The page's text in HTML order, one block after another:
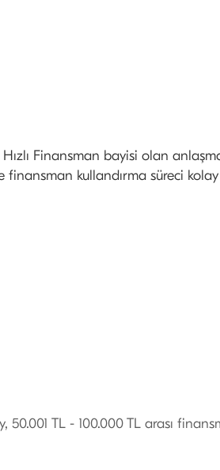
Finansman bayisi olan
kullandırma süreci kolay
50.001 TL - 100.000 TL arası